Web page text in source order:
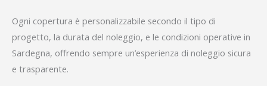
Ogni copertura è personalizzabile secondo il tipo di
progetto, la durata del noleggio, e le condizioni operative in
Sardegna, offrendo sempre un’esperienza di noleggio sicura
e trasparente.